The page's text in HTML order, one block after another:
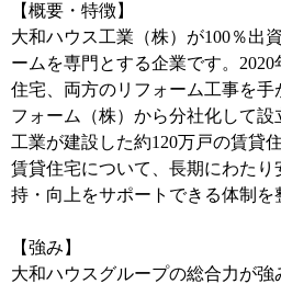
【概要・特徴】
大和ハウス工業（株）が100％出
ームを専門とする企業です。
住宅、両方のリフォーム工事を手
フォーム（株）から分社化して
工業が建設した約120万戸の賃貸
賃貸住宅について、長期にわたり
持・向上をサポートできる体制を
【強み】
大和ハウスグループの総合力が